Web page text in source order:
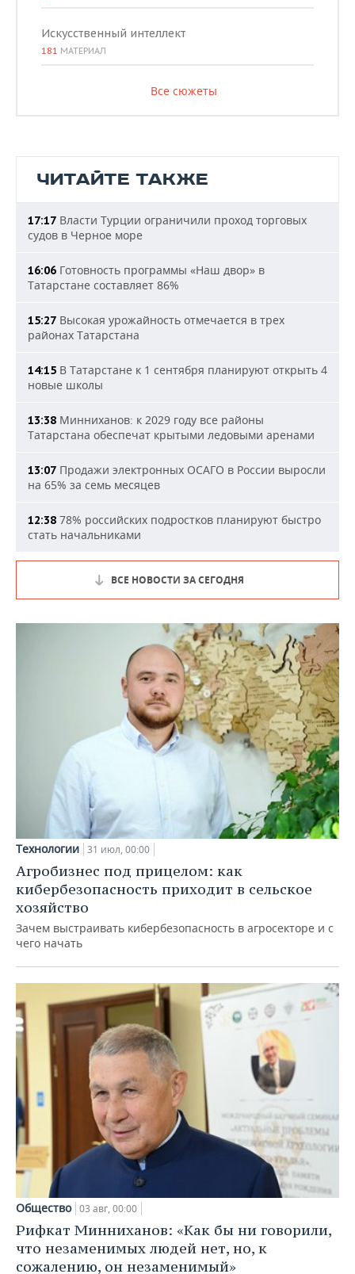
Искусственный интеллект
181 МАТЕРИАЛ
Все сюжеты
ЧИТАЙТЕ ТАКЖЕ
17:17 Власти Турции ограничили проход торговых
судов в Черное море
16:06 Готовность программы «Наш двор» в
Татарстане составляет 86%
15:27 Высокая урожайность отмечается в трех
районах Татарстана
14:15 В Татарстане к 1 сентября планируют открыть 4
новые школы
13:38 Минниханов: к 2029 году все районы
Татарстана обеспечат крытыми ледовыми аренами
13:07 Продажи электронных ОСАГО в России выросли
на 65% за семь месяцев
12:38 78% российских подростков планируют быстро
стать начальниками
ВСЕ НОВОСТИ ЗА СЕГОДНЯ
Технологии 31 июл, 00:00
Агробизнес под прицелом: как
кибербезопасность приходит в сельское
хозяйство
Зачем выстраивать кибербезопасность в агросекторе и с
чего начать
Общество 03 авг, 00:00
Рифкат Минниханов: «Как бы ни говорили,
что незаменимых людей нет, но, к
сожалению, он незаменимый»